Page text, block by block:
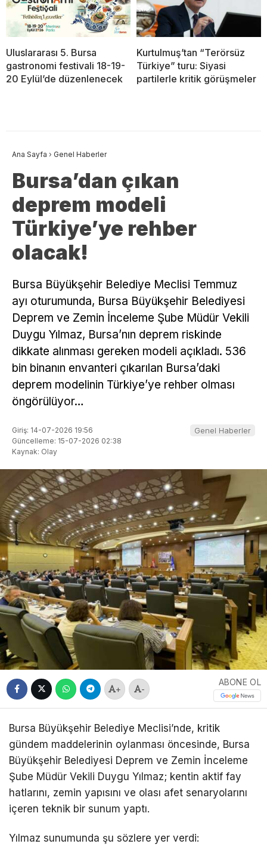
Uluslararası 5. Bursa
gastronomi festivali 18-19-
20 Eylül’de düzenlenecek
Kurtulmuş’tan “Terörsüz
Türkiye” turu: Siyasi
partilerle kritik görüşmeler
Ana Sayfa › Genel Haberler
Bursa’dan çıkan
deprem modeli
Türkiye’ye rehber
olacak!
​Bursa Büyükşehir Belediye Meclisi Temmuz
ayı oturumunda, Bursa Büyükşehir Belediyesi
Deprem ve Zemin İnceleme Şube Müdür Vekili
Duygu Yılmaz, Bursa’nın deprem riskinde
dikkate alınması gereken modeli açıkladı. 536
bin binanın envanteri çıkarılan Bursa’daki
deprem modelinin Türkiye’ye rehber olması
öngörülüyor…
Giriş: 14-07-2026 19:56
Güncelleme: 15-07-2026 02:38
Kaynak: Olay
Genel Haberler
+ -
ABONE OL
Bursa Büyükşehir Belediye Meclisi’nde, kritik
gündem maddelerinin oylanması öncesinde, ​Bursa
Büyükşehir Belediyesi Deprem ve Zemin İnceleme
Şube Müdür Vekili Duygu Yılmaz; kentin aktif fay
hatlarını, zemin yapısını ve olası afet senaryolarını
içeren teknik bir sunum yaptı.
Yılmaz sunumunda şu sözlere yer verdi: